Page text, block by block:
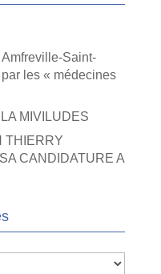
Amfreville-Saint-
les « médecines
MIVILUDES
THIERRY
CANDIDATURE A